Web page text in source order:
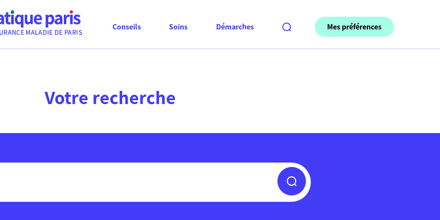
MALADIE DE PARIS
Conseils Soins Démarches Mes préférences
Votre recherche